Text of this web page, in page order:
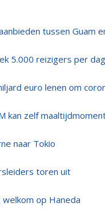
tussen Guam
5.000 reizigers per
euro lenen om
kan zelf
naar Tokio
toren uit
op Haneda